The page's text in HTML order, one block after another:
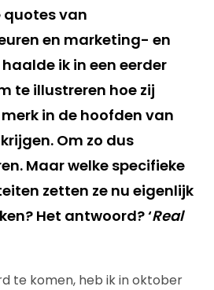
quotes van
en marketing- en
ik in een eerder
te illustreren hoe zij
in de hoofden van
Om zo dus
Maar welke specifieke
zetten ze nu eigenlijk
Het antwoord? ‘Real
te komen, heb ik in oktober